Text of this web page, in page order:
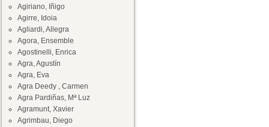
Agiriano, Iñigo
Agirre, Idoia
Agliardi, Allegra
Agora, Ensemble
Agostinelli, Enrica
Agra, Agustín
Agra, Eva
Agra Deedy , Carmen
Agra Pardiñas, Mª Luz
Agramunt, Xavier
Agrimbau, Diego